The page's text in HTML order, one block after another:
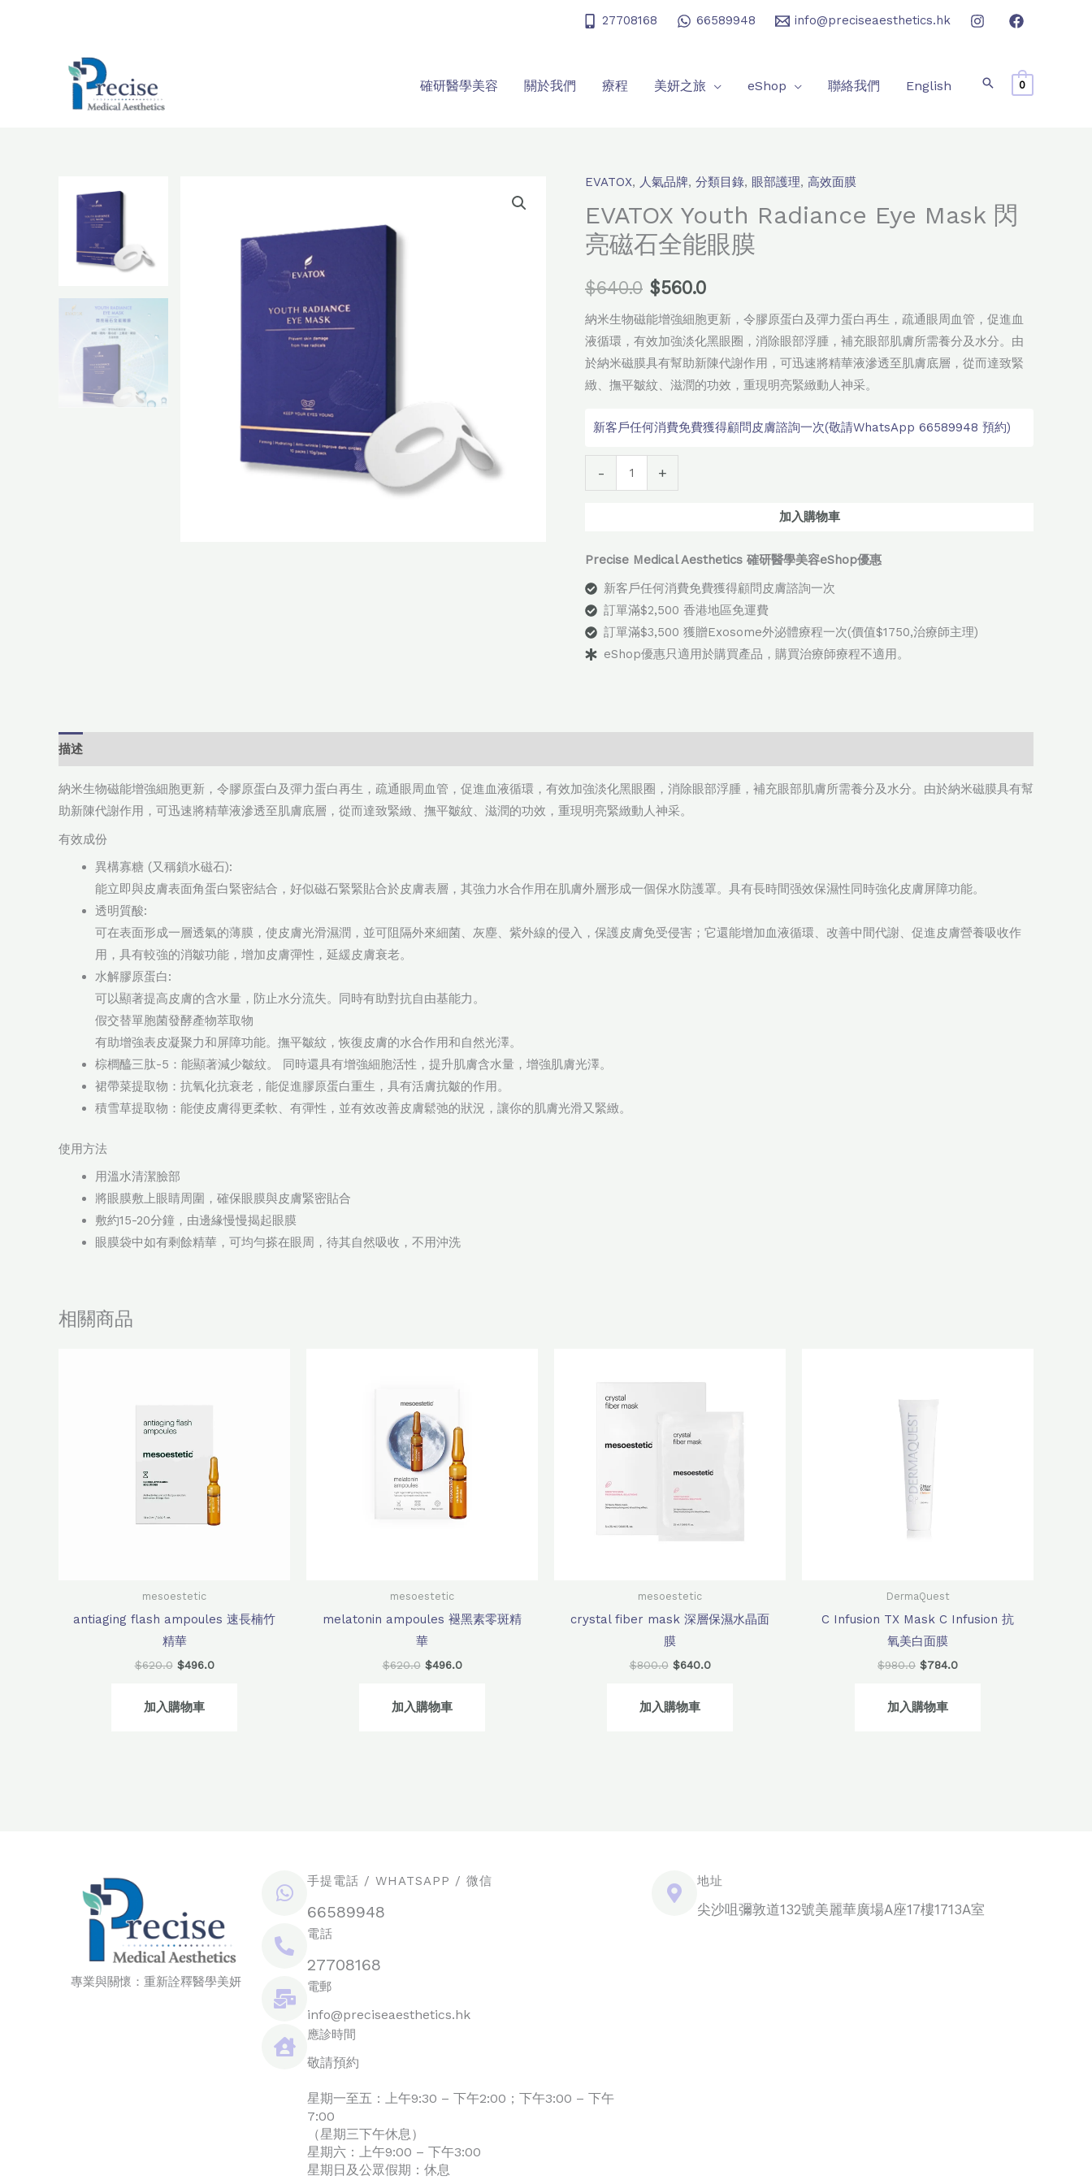
27708168 66589948 info@preciseaesthetics.hk
確研醫學美容 關於我們 療程 美妍之旅 eShop 聯絡我們 English 0
EVATOX, 人氣品牌, 分類目錄, 眼部護理, 高效面膜
EVATOX Youth Radiance Eye Mask 閃
亮磁石全能眼膜
$640.0
原
始
價
格：
$640.0。
$560.0
目
前
價
格：
$560.0。
納米生物磁能增強細胞更新，令膠原蛋白及彈力蛋白再生，疏通眼周血管，促進血
液循環，有效加強淡化黑眼圈，消除眼部浮腫，補充眼部肌膚所需養分及水分。由
於納米磁膜具有幫助新陳代謝作用，可迅速將精華液滲透至肌膚底層，從而達致緊
緻、撫平皺紋、滋潤的功效，重現明亮緊緻動人神采。
新客戶任何消費免費獲得顧問皮膚諮詢一次(敬請WhatsApp 66589948 預約)
-
EVATOX
Youth
Radiance
Eye
閃
亮
磁
石
全
眼
量
+
加入購物車
Precise Medical Aesthetics 確研醫學美容eShop優惠
新客戶任何消費免費獲得顧問皮膚諮詢一次
訂單滿$2,500 香港地區免運費
訂單滿$3,500 獲贈Exosome外泌體療程一次(價值$1750,治療師主理)
eShop優惠只適用於購買產品，購買治療師療程不適用。
描述
納米生物磁能增強細胞更新，令膠原蛋白及彈力蛋白再生，疏通眼周血管，促進血液循環，有效加強淡化黑眼圈，消除眼部浮腫，補充眼部肌膚所需養分及水分。由於納米磁膜具有幫
助新陳代謝作用，可迅速將精華液滲透至肌膚底層，從而達致緊緻、撫平皺紋、滋潤的功效，重現明亮緊緻動人神采。
有效成份
異構寡糖 (又稱鎖水磁石):
能立即與皮膚表面角蛋白緊密結合，好似磁石緊緊貼合於皮膚表層，其強力水合作用在肌膚外層形成一個保水防護罩。具有長時間强效保濕性同時強化皮膚屏障功能。
透明質酸:
可在表面形成一層透氣的薄膜，使皮膚光滑濕潤，並可阻隔外來細菌、灰塵、紫外線的侵入，保護皮膚免受侵害；它還能增加血液循環、改善中間代謝、促進皮膚營養吸收作
用，具有較強的消皺功能，增加皮膚彈性，延緩皮膚衰老。
水解膠原蛋白:
可以顯著提高皮膚的含水量，防止水分流失。同時有助對抗自由基能力。
假交替單胞菌發酵產物萃取物
有助增強表皮凝聚力和屏障功能。撫平皺紋，恢復皮膚的水合作用和自然光澤。
棕櫚醯三肽-5：能顯著減少皺紋。 同時還具有增強細胞活性，提升肌膚含水量，增強肌膚光澤。
裙帶菜提取物：抗氧化抗衰老，能促進膠原蛋白重生，具有活膚抗皺的作用。
積雪草提取物：能使皮膚得更柔軟、有彈性，並有效改善皮膚鬆弛的狀況，讓你的肌膚光滑又緊緻。
使用方法
用溫水清潔臉部
將眼膜敷上眼睛周圍，確保眼膜與皮膚緊密貼合
敷約15-20分鐘，由邊緣慢慢揭起眼膜
眼膜袋中如有剩餘精華，可均勻搽在眼周，待其自然吸收，不用沖洗
相關商品
mesoestetic
antiaging flash ampoules 速長楠竹
精華
$620.0 $496.0
加入購物車
mesoestetic
melatonin ampoules 褪黑素零斑精
華
$620.0
$620.0。
$496.0
加入購物車
mesoestetic
crystal fiber mask 深層保濕水晶面
膜
$800.0
價
$640.0
加入購物車
DermaQuest
C Infusion TX Mask C Infusion 抗
氧美白面膜
$980.0 $784.0
加入購物車
專業與關懷：重新詮釋醫學美妍
手提電話 / WHATSAPP / 微信
66589948
電話
27708168
電郵
info@preciseaesthetics.hk
應診時間
敬請預約
星期一至五：上午9:30 – 下午2:00；下午3:00 – 下午
7:00
（星期三下午休息）
星期六：上午9:00 – 下午3:00
星期日及公眾假期：休息
地址
尖沙咀彌敦道132號美麗華廣場A座17樓1713A室